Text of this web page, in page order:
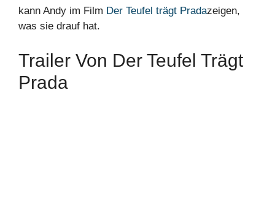
kann Andy im Film Der Teufel trägt Pradazeigen,
was sie drauf hat.
Trailer Von Der Teufel Trägt
Prada